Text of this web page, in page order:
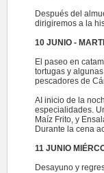
Después del
dirigiremos a la
10 JUNIO -
El paseo en
tortugas y
pescadores de
AI inicio de la
especialidades.
Maíz Frito, y
Durante la cena
11 JUNIO
Desayuno y